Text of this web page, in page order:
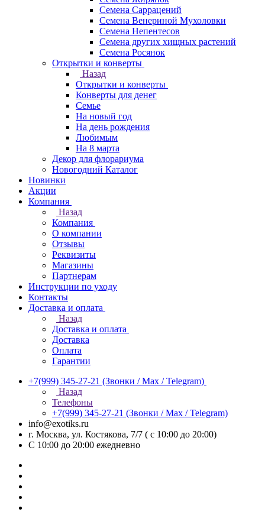
Семена Саррацений
Семена Венериной Мухоловки
Семена Непентесов
Семена других хищных растений
Семена Росянок
Открытки и конверты
Назад
Открытки и конверты
Конверты для денег
Семье
На новый год
На день рождения
Любимым
На 8 марта
Декор для флорариума
Новогодний Каталог
Новинки
Акции
Компания
Назад
Компания
О компании
Отзывы
Реквизиты
Магазины
Партнерам
Инструкции по уходу
Контакты
Доставка и оплата
Назад
Доставка и оплата
Доставка
Оплата
Гарантии
+7(999) 345-27-21 (Звонки / Max / Telegram)
Назад
Телефоны
+7(999) 345-27-21 (Звонки / Max / Telegram)
info@exotiks.ru
г. Москва, ул. Костякова, 7/7 ( с 10:00 до 20:00)
С 10:00 до 20:00 ежедневно